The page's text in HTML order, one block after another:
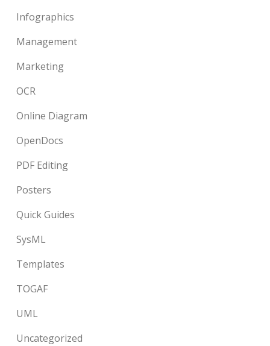
Infographics
Management
Marketing
OCR
Online Diagram
OpenDocs
PDF Editing
Posters
Quick Guides
SysML
Templates
TOGAF
UML
Uncategorized